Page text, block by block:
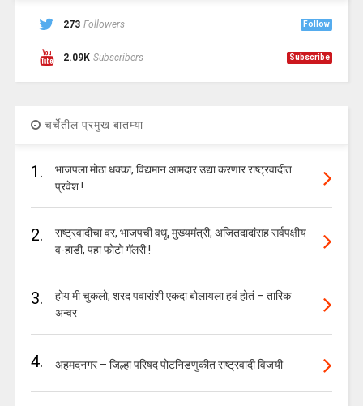
273 Followers Follow
2.09K Subscribers Subscribe
चर्चेतील प्रमुख बातम्या
1.
भाजपला मोठा धक्का, विद्यमान आमदार उद्या करणार राष्ट्रवादीत
प्रवेश !
2.
राष्ट्रवादीचा वर, भाजपची वधू, मुख्यमंत्री, अजितदादांसह सर्वपक्षीय
व-हाडी, पहा फोटो गॅलरी !
3.
होय मी चुकलो, शरद पवारांशी एकदा बोलायला हवं होतं – तारिक
अन्वर
4. अहमदनगर – जिल्हा परिषद पोटनिडणुकीत राष्ट्रवादी विजयी